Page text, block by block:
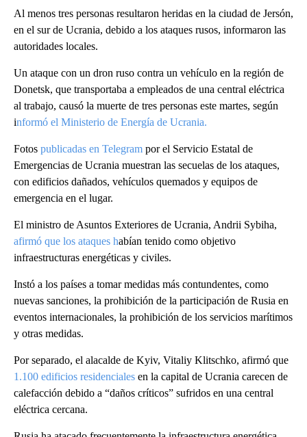
Al menos tres personas resultaron heridas en la ciudad de Jersón,
en el sur de Ucrania, debido a los ataques rusos, informaron las
autoridades locales.
Un ataque con un dron ruso contra un vehículo en la región de
Donetsk, que transportaba a empleados de una central eléctrica
al trabajo, causó la muerte de tres personas este martes, según
informó el Ministerio de Energía de Ucrania.
Fotos publicadas en Telegram por el Servicio Estatal de
Emergencias de Ucrania muestran las secuelas de los ataques,
con edificios dañados, vehículos quemados y equipos de
emergencia en el lugar.
El ministro de Asuntos Exteriores de Ucrania, Andrii Sybiha,
afirmó que los ataques habían tenido como objetivo
infraestructuras energéticas y civiles.
Instó a los países a tomar medidas más contundentes, como
nuevas sanciones, la prohibición de la participación de Rusia en
eventos internacionales, la prohibición de los servicios marítimos
y otras medidas.
Por separado, el alacalde de Kyiv, Vitaliy Klitschko, afirmó que
1.100 edificios residenciales en la capital de Ucrania carecen de
calefacción debido a “daños críticos” sufridos en una central
eléctrica cercana.